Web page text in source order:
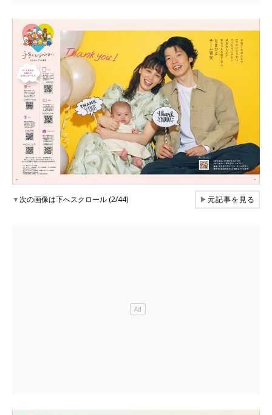
▼次の画像は下へスクロール (2/44) ▶元記事を見る